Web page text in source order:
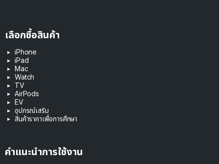
เลือกซื้อสินค้า
iPhone
iPad
Mac
Watch
TV
AirPods
EV
อุปกรณ์เสริม
สินค้าราคาเพื่อการศึกษา
คำแนะนำการใช้งาน